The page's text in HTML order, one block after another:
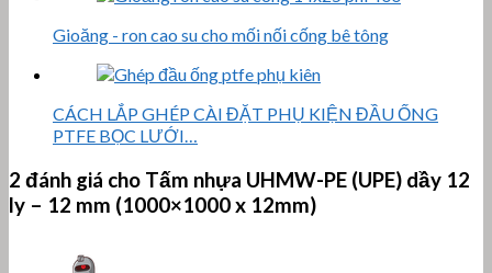
Gioăng - ron cao su cho mối nối cống bê tông
CÁCH LẮP GHÉP CÀI ĐẶT PHỤ KIỆN ĐẦU ỐNG
PTFE BỌC LƯỚI…
2 đánh giá cho Tấm nhựa UHMW-PE (UPE) dầy 12
ly – 12 mm (1000×1000 x 12mm)